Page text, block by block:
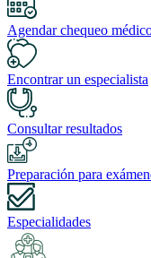
Agendar chequeo
Encontrar un especialista
Consultar resultados
Preparación para
Especialidades